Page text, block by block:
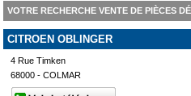
VOTRE RECHERCHE VENTE DE PIÈCES
CITROEN OBLINGER
4 Rue Timken
68000 - COLMAR